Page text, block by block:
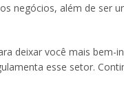
negócios, além de ser
deixar você mais bem-
esse setor.